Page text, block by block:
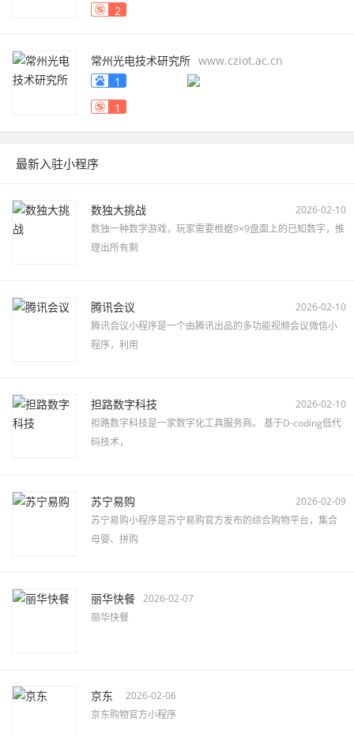
2
常州光电技术研究所 www.cziot.ac.cn
1
1
最新入驻小程序
数独大挑战
2026-02-10
数独一种数学游戏，玩家需要根据9×9盘面上的已知数字，推
理出所有剩
腾讯会议
2026-02-10
腾讯会议小程序是一个由腾讯出品的多功能视频会议微信小
程序，利用
担路数字科技
2026-02-10
担路数字科技是一家数字化工具服务商。 基于D-coding低代
码技术，
苏宁易购
2026-02-09
苏宁易购小程序是苏宁易购官方发布的综合购物平台，集合
母婴、拼购
丽华快餐 2026-02-07
丽华快餐
京东
2026-02-06
京东购物官方小程序